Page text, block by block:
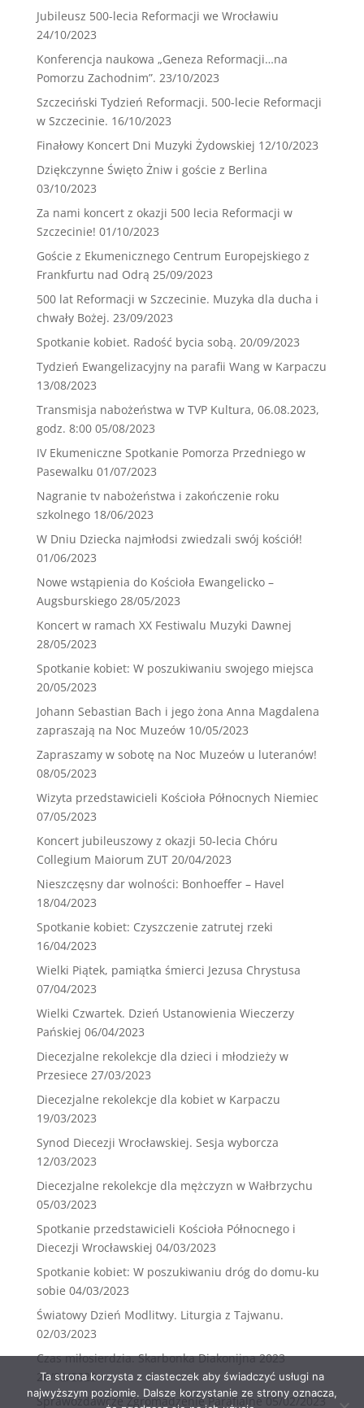
Jubileusz 500-lecia Reformacji we Wrocławiu
24/10/2023
Konferencja naukowa „Geneza Reformacji…na
Pomorzu Zachodnim”. 23/10/2023
Szczeciński Tydzień Reformacji. 500-lecie Reformacji
w Szczecinie. 16/10/2023
Finałowy Koncert Dni Muzyki Żydowskiej 12/10/2023
Dziękczynne Święto Żniw i goście z Berlina
03/10/2023
Za nami koncert z okazji 500 lecia Reformacji w
Szczecinie! 01/10/2023
Goście z Ekumenicznego Centrum Europejskiego z
Frankfurtu nad Odrą 25/09/2023
500 lat Reformacji w Szczecinie. Muzyka dla ducha i
chwały Bożej. 23/09/2023
Spotkanie kobiet. Radość bycia sobą. 20/09/2023
Tydzień Ewangelizacyjny na parafii Wang w Karpaczu
13/08/2023
Transmisja nabożeństwa w TVP Kultura, 06.08.2023,
godz. 8:00 05/08/2023
IV Ekumeniczne Spotkanie Pomorza Przedniego w
Pasewalku 01/07/2023
Nagranie tv nabożeństwa i zakończenie roku
szkolnego 18/06/2023
W Dniu Dziecka najmłodsi zwiedzali swój kościół!
01/06/2023
Nowe wstąpienia do Kościoła Ewangelicko –
Augsburskiego 28/05/2023
Koncert w ramach XX Festiwalu Muzyki Dawnej
28/05/2023
Spotkanie kobiet: W poszukiwaniu swojego miejsca
20/05/2023
Johann Sebastian Bach i jego żona Anna Magdalena
zapraszają na Noc Muzeów 10/05/2023
Zapraszamy w sobotę na Noc Muzeów u luteranów!
08/05/2023
Wizyta przedstawicieli Kościoła Północnych Niemiec
07/05/2023
Koncert jubileuszowy z okazji 50-lecia Chóru
Collegium Maiorum ZUT 20/04/2023
Nieszczęsny dar wolności: Bonhoeffer – Havel
18/04/2023
Spotkanie kobiet: Czyszczenie zatrutej rzeki
16/04/2023
Wielki Piątek, pamiątka śmierci Jezusa Chrystusa
07/04/2023
Wielki Czwartek. Dzień Ustanowienia Wieczerzy
Pańskiej 06/04/2023
Diecezjalne rekolekcje dla dzieci i młodzieży w
Przesiece 27/03/2023
Diecezjalne rekolekcje dla kobiet w Karpaczu
19/03/2023
Synod Diecezji Wrocławskiej. Sesja wyborcza
12/03/2023
Diecezjalne rekolekcje dla mężczyzn w Wałbrzychu
05/03/2023
Spotkanie przedstawicieli Kościoła Północnego i
Diecezji Wrocławskiej 04/03/2023
Spotkanie kobiet: W poszukiwaniu dróg do domu-ku
sobie 04/03/2023
Światowy Dzień Modlitwy. Liturgia z Tajwanu.
02/03/2023
Czas miłosierdzia. Skarbonka Diakonijna 2023
26/02/2023
Sprawozdawcze Zgromadzenie Parafialne 05/02/2023
Ta strona korzysta z ciasteczek aby świadczyć usługi na
najwyższym poziomie. Dalsze korzystanie ze strony oznacza,